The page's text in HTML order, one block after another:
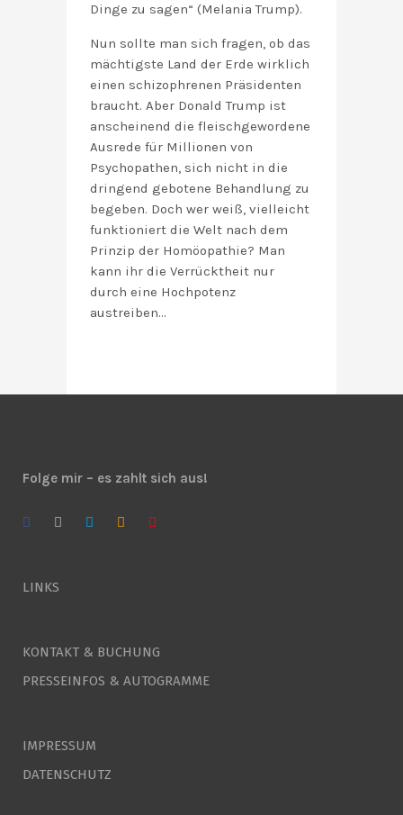
Dinge zu sagen“ (Melania Trump).
Nun sollte man sich fragen, ob das
mächtigste Land der Erde wirklich
einen schizophrenen Präsidenten
braucht. Aber Donald Trump ist
anscheinend die fleischgewordene
Ausrede für Millionen von
Psychopathen, sich nicht in die
dringend gebotene Behandlung zu
begeben. Doch wer weiß, vielleicht
funktioniert die Welt nach dem
Prinzip der Homöopathie? Man
kann ihr die Verrücktheit nur
durch eine Hochpotenz
austreiben…
Folge mir – es zahlt sich aus!
LINKS
KONTAKT & BUCHUNG
PRESSEINFOS & AUTOGRAMME
IMPRESSUM
DATENSCHUTZ